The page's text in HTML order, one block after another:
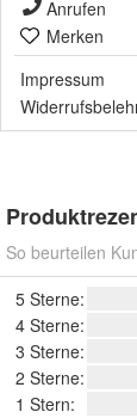
Anrufen
Merken
Impressum
So beurteilen
5 Sterne:
4 Sterne:
3 Sterne:
2 Sterne:
1 Stern: